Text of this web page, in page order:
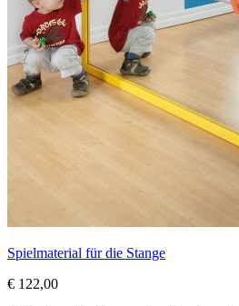
Spielmaterial für die Stange
€ 122,00